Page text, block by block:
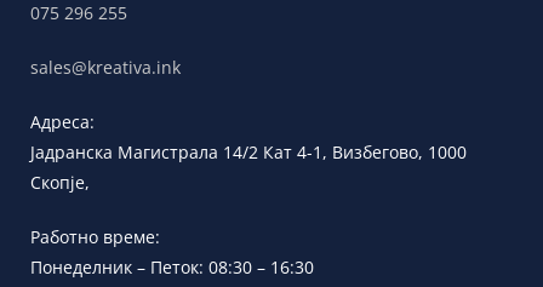
075 296 255
sales@kreativa.ink
Адреса:
Јадранска Магистрала 14/2 Кат 4-1, Визбегово, 1000
Скопје,
Работно време:
Понеделник – Петок: 08:30 – 16:30